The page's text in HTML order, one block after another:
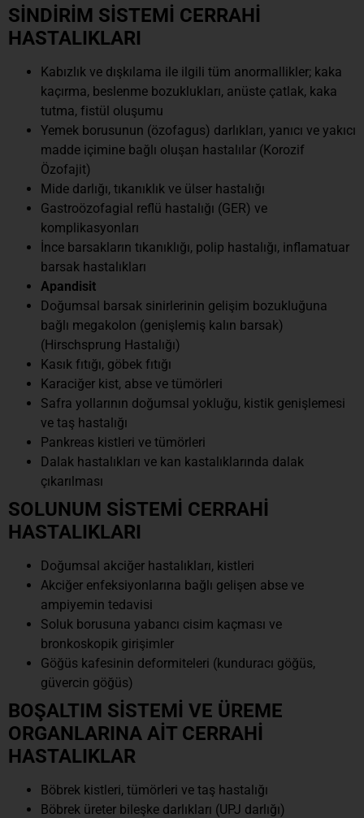
SİNDİRİM SİSTEMİ CERRAHİ
HASTALIKLARI
Kabızlık ve dışkılama ile ilgili tüm anormallikler; kaka
kaçırma, beslenme bozuklukları, anüste çatlak, kaka
tutma, fistül oluşumu
Yemek borusunun (özofagus) darlıkları, yanıcı ve yakıcı
madde içimine bağlı oluşan hastalılar (Korozif
Özofajit)
Mide darlığı, tıkanıklık ve ülser hastalığı
Gastroözofagial reflü hastalığı (GER) ve
komplikasyonları
İnce barsakların tıkanıklığı, polip hastalığı, inflamatuar
barsak hastalıkları
Apandisit
Doğumsal barsak sinirlerinin gelişim bozukluğuna
bağlı megakolon (genişlemiş kalın barsak)
(Hirschsprung Hastalığı)
Kasık fıtığı, göbek fıtığı
Karaciğer kist, abse ve tümörleri
Safra yollarının doğumsal yokluğu, kistik genişlemesi
ve taş hastalığı
Pankreas kistleri ve tümörleri
Dalak hastalıkları ve kan kastalıklarında dalak
çıkarılması
SOLUNUM SİSTEMİ CERRAHİ
HASTALIKLARI
Doğumsal akciğer hastalıkları, kistleri
Akciğer enfeksiyonlarına bağlı gelişen abse ve
ampiyemin tedavisi
Soluk borusuna yabancı cisim kaçması ve
bronkoskopik girişimler
Göğüs kafesinin deformiteleri (kunduracı göğüs,
güvercin göğüs)
BOŞALTIM SİSTEMİ VE ÜREME
ORGANLARINA AİT CERRAHİ
HASTALIKLAR
Böbrek kistleri, tümörleri ve taş hastalığı
Böbrek üreter bileşke darlıkları (UPJ darlığı)